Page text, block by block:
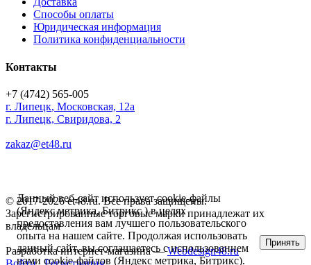
Способы оплаты
Юридическая информация
Политика конфиденциальности
Контакты
+7 (4742) 565-005
г. Липецк, Московская, 12а
г. Липецк, Свиридова, 2
zakaz@et48.ru
© 2017-2026 et48.ru. Все права защищены.
Зарегистрированные торговые марки принадлежат их
владельцам
Разработка интернет-магазина —Webdesign48.ru
Данный веб-сайт использует cookie-файлы
(Яндекс метрика, Битрикс ) в целях
предоставления вам лучшего пользовательского
опыта на нашем сайте. Продолжая использовать
данный сайт, вы соглашаетесь с использованием
нами cookie-файлов (Яндекс метрика, Битрикс).
Принять